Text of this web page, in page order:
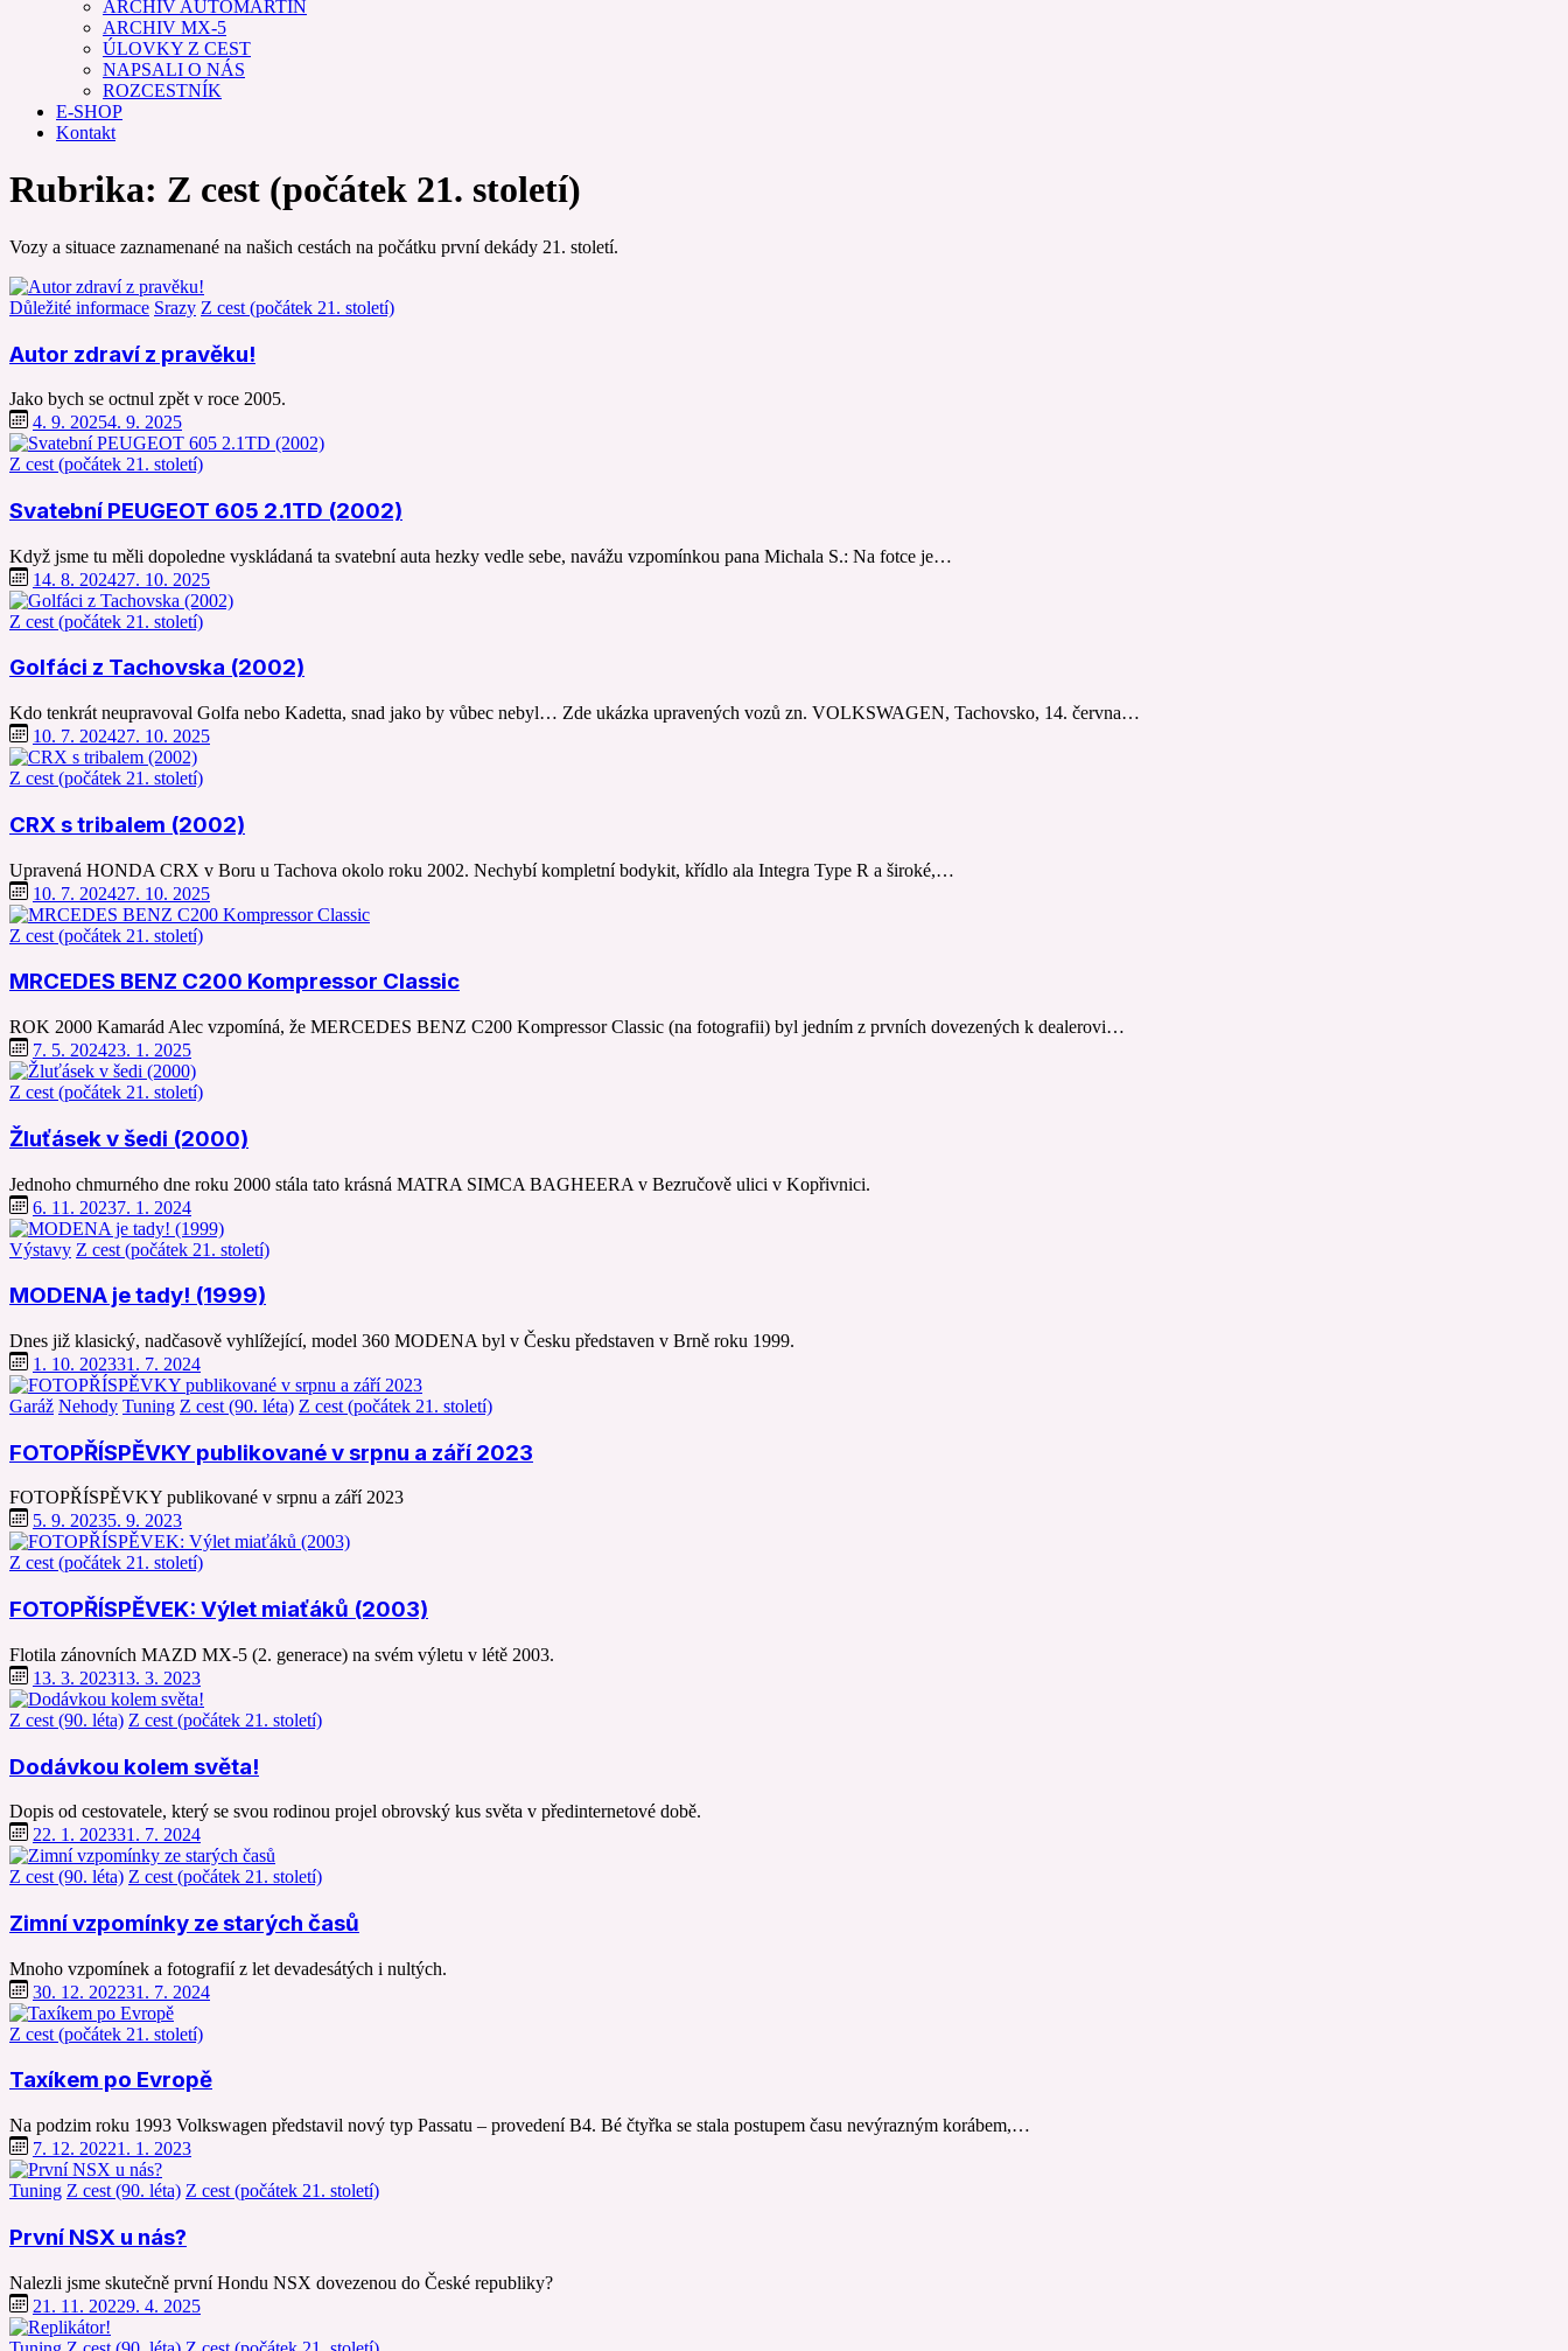
ARCHIV AUTOMARTIN
ARCHIV MX-5
ÚLOVKY Z CEST
NAPSALI O NÁS
ROZCESTNÍK
E-SHOP
Kontakt
Rubrika: Z cest (počátek 21. století)
Vozy a situace zaznamenané na našich cestách na počátku první dekády 21. století.
Důležité informace Srazy Z cest (počátek 21. století)
Autor zdraví z pravěku!
Jako bych se octnul zpět v roce 2005.
4. 9. 20254. 9. 2025
Z cest (počátek 21. století)
Svatební PEUGEOT 605 2.1TD (2002)
Když jsme tu měli dopoledne vyskládaná ta svatební auta hezky vedle sebe, navážu vzpomínkou pana Michala S.: Na fotce je…
14. 8. 202427. 10. 2025
Z cest (počátek 21. století)
Golfáci z Tachovska (2002)
Kdo tenkrát neupravoval Golfa nebo Kadetta, snad jako by vůbec nebyl… Zde ukázka upravených vozů zn. VOLKSWAGEN, Tachovsko, 14. června…
10. 7. 202427. 10. 2025
Z cest (počátek 21. století)
CRX s tribalem (2002)
Upravená HONDA CRX v Boru u Tachova okolo roku 2002. Nechybí kompletní bodykit, křídlo ala Integra Type R a široké,…
10. 7. 202427. 10. 2025
Z cest (počátek 21. století)
MRCEDES BENZ C200 Kompressor Classic
ROK 2000 Kamarád Alec vzpomíná, že MERCEDES BENZ C200 Kompressor Classic (na fotografii) byl jedním z prvních dovezených k dealerovi…
7. 5. 202423. 1. 2025
Z cest (počátek 21. století)
Žluťásek v šedi (2000)
Jednoho chmurného dne roku 2000 stála tato krásná MATRA SIMCA BAGHEERA v Bezručově ulici v Kopřivnici.
6. 11. 20237. 1. 2024
Výstavy Z cest (počátek 21. století)
MODENA je tady! (1999)
Dnes již klasický, nadčasově vyhlížející, model 360 MODENA byl v Česku představen v Brně roku 1999.
1. 10. 202331. 7. 2024
Garáž Nehody Tuning Z cest (90. léta) Z cest (počátek 21. století)
FOTOPŘÍSPĚVKY publikované v srpnu a září 2023
FOTOPŘÍSPĚVKY publikované v srpnu a září 2023
5. 9. 20235. 9. 2023
Z cest (počátek 21. století)
FOTOPŘÍSPĚVEK: Výlet miaťáků (2003)
Flotila zánovních MAZD MX-5 (2. generace) na svém výletu v létě 2003.
13. 3. 202313. 3. 2023
Z cest (90. léta) Z cest (počátek 21. století)
Dodávkou kolem světa!
Dopis od cestovatele, který se svou rodinou projel obrovský kus světa v předinternetové době.
22. 1. 202331. 7. 2024
Z cest (90. léta) Z cest (počátek 21. století)
Zimní vzpomínky ze starých časů
Mnoho vzpomínek a fotografií z let devadesátých i nultých.
30. 12. 202231. 7. 2024
Z cest (počátek 21. století)
Taxíkem po Evropě
Na podzim roku 1993 Volkswagen představil nový typ Passatu – provedení B4. Bé čtyřka se stala postupem času nevýrazným korábem,…
7. 12. 20221. 1. 2023
Tuning Z cest (90. léta) Z cest (počátek 21. století)
První NSX u nás?
Nalezli jsme skutečně první Hondu NSX dovezenou do České republiky?
21. 11. 20229. 4. 2025